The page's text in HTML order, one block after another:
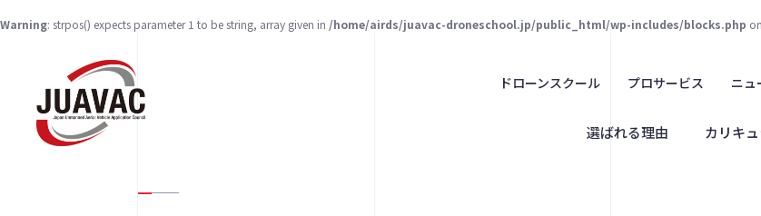
Warning: strpos() expects parameter 1 to be string, array given in /home/airds/juavac-droneschool.jp/public_html/wp-includes/blocks.php
ドローンスクール プロサービス ニュ
選ばれる理由 カリキ